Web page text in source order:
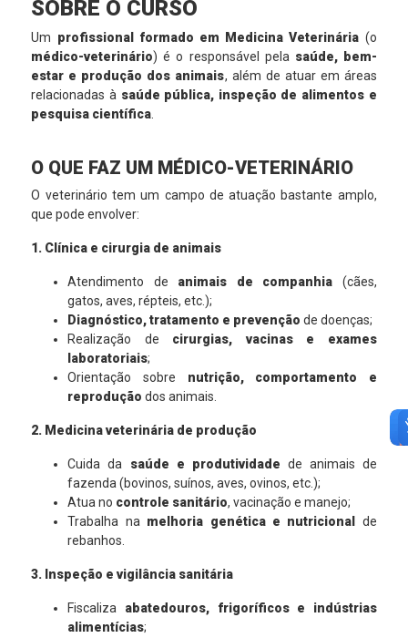
SOBRE O CURSO
Um profissional formado em Medicina Veterinária (o
médico-veterinário) é o responsável pela saúde, bem-
estar e produção dos animais, além de atuar em áreas
relacionadas à saúde pública, inspeção de alimentos e
pesquisa científica
O QUE FAZ UM MÉDICO-VETERINÁRIO
O veterinário tem um campo de atuação bastante amplo,
que pode envolver:
1. Clínica e cirurgia de animais
Atendimento de animais de companhia (cães,
gatos, aves, répteis, etc.);
Diagnóstico, tratamento e prevenção de doenças;
Realização de cirurgias, vacinas e exames
laboratoriais;
Orientação sobre nutrição, comportamento e
reprodução dos animais.
2. Medicina veterinária de produção
Cuida da saúde e produtividade de animais de
fazenda (bovinos, suínos, aves, ovinos, etc.);
Atua no controle sanitário, vacinação e manejo;
Trabalha na melhoria genética e nutricional
de
rebanhos.
3. Inspeção e vigilância sanitária
Fiscaliza abatedouros, frigoríficos e indústrias
alimentícias;